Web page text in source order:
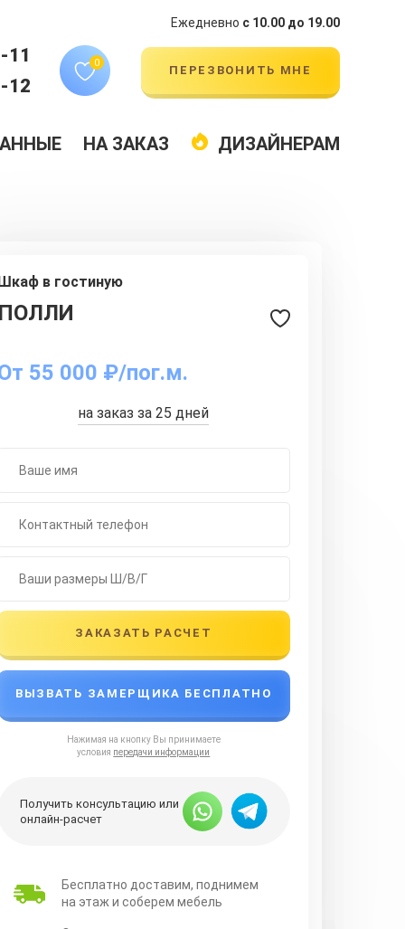
Ежедневно с 10.00 до 19.00
11
12
0
ПЕРЕЗВОНИТЬ МНЕ
НА ЗАКАЗ ДИЗАЙНЕРАМ
в гостиную
55 000 ₽/пог.м.
на заказ за 25 дней
ЗАКАЗАТЬ РАСЧЕТ
ВЫЗВАТЬ ЗАМЕРЩИКА БЕСПЛАТНО
Нажимая на кнопку Вы принимаете
условия передачи информации
Получить консультацию или
онлайн-расчет
Бесплатно доставим, поднимем
на этаж и соберем мебель